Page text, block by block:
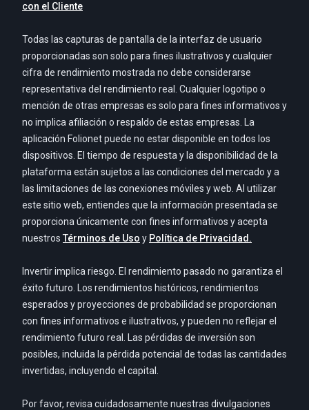
con el Cliente
Todas las capturas de pantalla de la interfaz de usuario
proporcionadas son solo para fines ilustrativos y cualquier
cifra de rendimiento mostrada no debe considerarse
representativa del rendimiento real. Cualquier logotipo o
mención de otras empresas es solo para fines informativos y
no implica afiliación o respaldo de estas empresas. La
aplicación Folionet puede no estar disponible en todos los
dispositivos. El tiempo de respuesta y la disponibilidad de la
plataforma están sujetos a las condiciones del mercado y a
las limitaciones de las conexiones móviles y web. Al utilizar
este sitio web, entiendes que la información presentada se
proporciona únicamente con fines informativos y acepta
nuestros Términos de Uso y Política de Privacidad.
Invertir implica riesgo. El rendimiento pasado no garantiza el
éxito futuro. Los rendimientos históricos, rendimientos
esperados y proyecciones de probabilidad se proporcionan
con fines informativos e ilustrativos, y pueden no reflejar el
rendimiento futuro real. Las pérdidas de inversión son
posibles, incluida la pérdida potencial de todas las cantidades
invertidas, incluyendo el capital.
Por favor, revisa cuidadosamente nuestras divulgaciones